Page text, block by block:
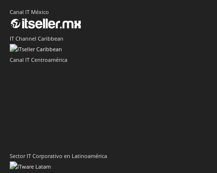
Canal IT México
IT Channel Caribbean
Canal IT Centroamérica
Sector IT Corporativo en Latinoamérica